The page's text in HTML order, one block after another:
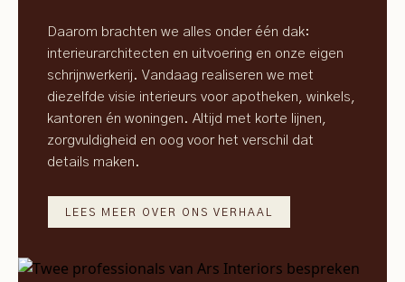
Daarom brachten we alles onder één dak:
interieurarchitecten en uitvoering en onze eigen
schrijnwerkerij. Vandaag realiseren we met
diezelfde visie interieurs voor apotheken, winkels,
kantoren én woningen. Altijd met korte lijnen,
zorgvuldigheid en oog voor het verschil dat
details maken.
LEES MEER OVER ONS VERHAAL